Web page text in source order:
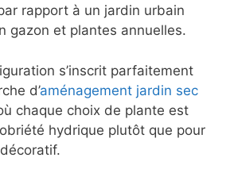
rapport à un jardin urbain
gazon et plantes annuelles.
s’inscrit parfaitement
d’aménagement jardin sec
chaque choix de plante est
hydrique plutôt que pour